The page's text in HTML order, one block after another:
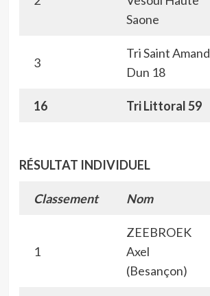
Saone
3
Tri Saint Amand
Dun 18
16 Tri Littoral 59
RÉSULTAT INDIVIDUEL
Classement Nom
1
ZEEBROEK
Axel
(Besançon)